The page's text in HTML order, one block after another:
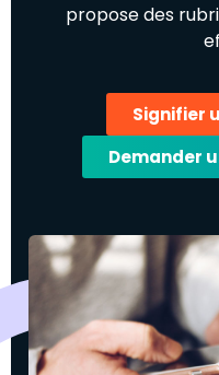
propose des
Signifier
Demander